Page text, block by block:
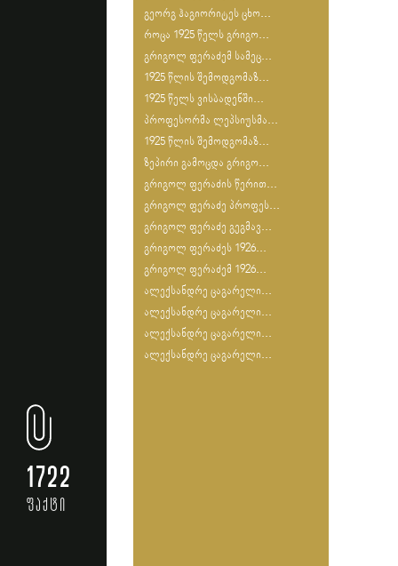
1722
ფაქტი
გეორგ ჰაგიორიტეს ცხო...
როცა 1925 წელს გრიგო...
გრიგოლ ფერაძემ სამეც...
1925 წლის შემოდგომაზ...
1925 წელს ვისბადენში...
პროფესორმა ლეპსიუსმა...
1925 წლის შემოდგომაზ...
ზეპირი გამოცდა გრიგო...
გრიგოლ ფერაძის წერით...
გრიგოლ ფერაძე პროფეს...
გრიგოლ ფერაძე გეგმავ...
გრიგოლ ფერაძეს 1926...
გრიგოლ ფერაძემ 1926...
ალექსანდრე ცაგარელი...
ალექსანდრე ცაგარელი...
ალექსანდრე ცაგარელი...
ალექსანდრე ცაგარელი...